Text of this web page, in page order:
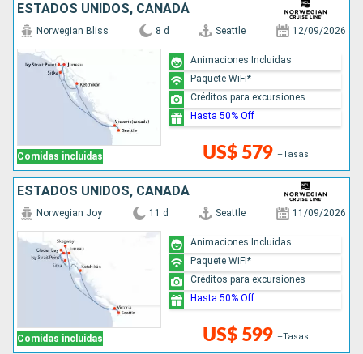
ESTADOS UNIDOS, CANADÁ
Comidas incluidas
Norwegian Bliss 8 d Seattle 12/09/2026
US$ 579 +Tasas
Animaciones Incluidas
Paquete WiFi*
Créditos para excursiones
Hasta 50% Off
ESTADOS UNIDOS, CANADÁ
Comidas incluidas
Norwegian Joy 11 d Seattle 11/09/2026
US$ 599 +Tasas
Animaciones Incluidas
Paquete WiFi*
Créditos para excursiones
Hasta 50% Off